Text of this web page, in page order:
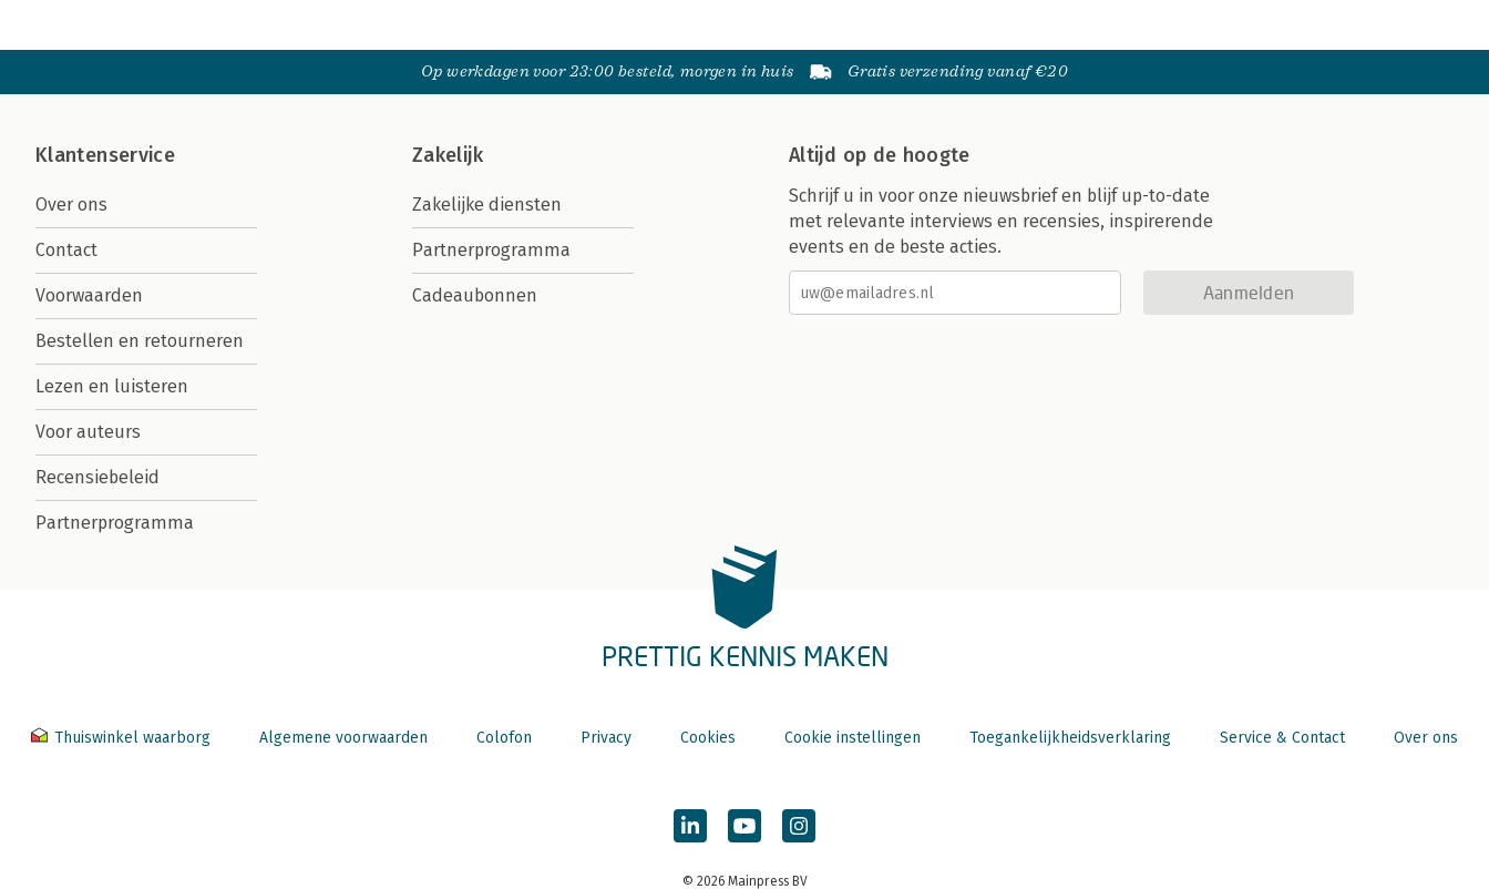
Op werkdagen voor 23:00 besteld, morgen in huis Gratis verzending vanaf €20
Klantenservice
Over ons
Contact
Voorwaarden
Bestellen en retourneren
Lezen en luisteren
Voor auteurs
Recensiebeleid
Partnerprogramma
Zakelijk
Zakelijke diensten
Partnerprogramma
Cadeaubonnen
Altijd op de hoogte
Schrijf u in voor onze nieuwsbrief en blijf up-to-date
met relevante interviews en recensies, inspirerende
events en de beste acties.
Aanmelden
PRETTIG KENNIS MAKEN
Thuiswinkel waarborg Algemene voorwaarden Colofon Privacy Cookies Cookie instellingen Toegankelijkheidsverklaring Service & Contact Over ons
© 2026 Mainpress BV